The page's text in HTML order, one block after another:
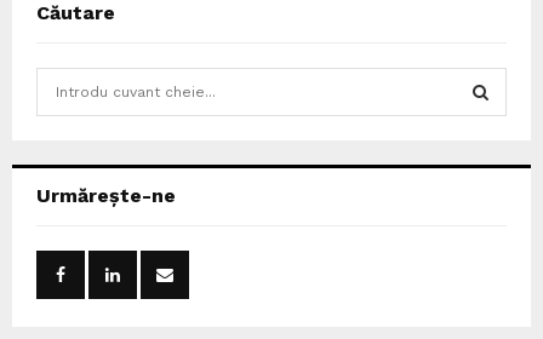
Căutare
h
Urmărește-ne